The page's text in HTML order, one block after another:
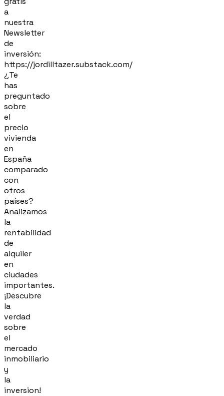
a
nuestra
Newsletter
de
inversión:
https://jordilltazer.substack.com/
¿Te
has
preguntado
sobre
el
precio
vivienda
en
España
comparado
con
otros
países?
Analizamos
la
rentabilidad
de
alquiler
en
ciudades
importantes.
¡Descubre
la
verdad
sobre
el
mercado
inmobiliario
y
la
inversion!